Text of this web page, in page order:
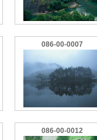
086-00-0007
086-00-0012